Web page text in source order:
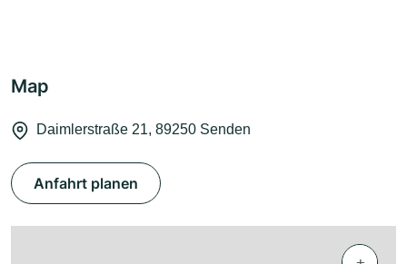
Map
Daimlerstraße 21, 89250 Senden
Anfahrt planen